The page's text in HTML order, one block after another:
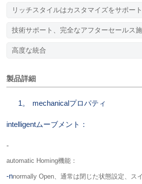
リッチスタイルはカスタマイズをサポー
技術サポート、完全なアフターセールス
高度な統合
製品詳細
1。 mechanicalプロパティ
intelligentムーブメント：
-
automatic Homing機能：
-nnormally Open、通常は閉じた状態設定、ス